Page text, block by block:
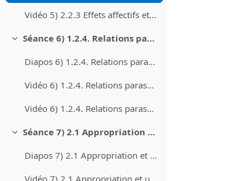
Vidéo 5) 2.2.3 Effets affectifs et divertissement
Collapse
Séance 6) 1.2.4. Relations parasociales
Diapos 6) 1.2.4. Relations parasociales
Vidéo 6) 1.2.4. Relations parasociales - partie 1
Vidéo 6) 1.2.4. Relations parasociales - partie 2
Collapse
Séance 7) 2.1 Appropriation et usages des médias
Diapos 7) 2.1 Appropriation et usages des médias